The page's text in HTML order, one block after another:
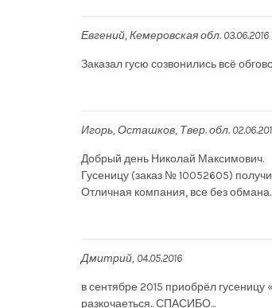
Евгений Кемеровская обл. 03.06.2016
Заказал гусю созвонились всё
Игорь Осташков, Твер. обл.
Добрый день Николай Максимович.
Гусеницу (заказ № 10052605)
Отличная компания, все без
Дмитрий 04.05.2016
в сентябре 2015 приобрёл гусеницу
разкочаеться.. СПАСИБО...